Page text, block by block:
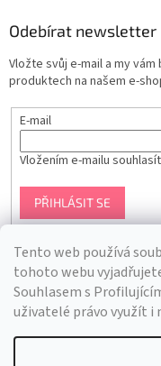
Tento web používá
tohoto webu
Souhlasem s
uživatelé právo využít i
Odebírat newsletter
Vložte svůj e-mail a my
produktech na našem e-
E-mail
Vložením e-mailu
PŘIHLÁSIT SE